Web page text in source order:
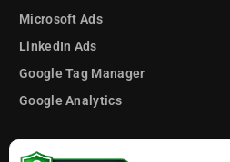
Microsoft Ads
LinkedIn Ads
Google Tag Manager
Google Analytics